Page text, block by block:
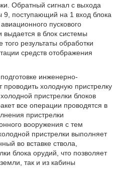
Обратный сигнал с выхода
9, поступающий на 1 вход блока
пускового
выдается в блок системы
результаты обработки
средств отображения
инженерно-
проводить холодную пристрелку
пристрелки блоков
все операции проводятся в
пристрелки
вооружения с тем
пристрелки выполняет
во вставке ствола,
блока орудий, что позволяет
так и из кабины